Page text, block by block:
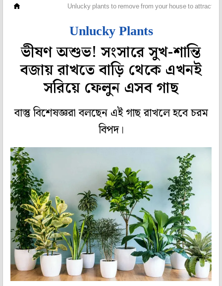
Unlucky plants to remove from your house to attract
Unlucky Plants
ভীষণ অশুভ! সংসারে সুখ-শান্তি
বজায় রাখতে বাড়ি থেকে এখনই
সরিয়ে ফেলুন এসব গাছ
বাস্তু বিশেষজ্ঞরা বলছেন এই গাছ রাখলে হবে চরম
বিপদ।